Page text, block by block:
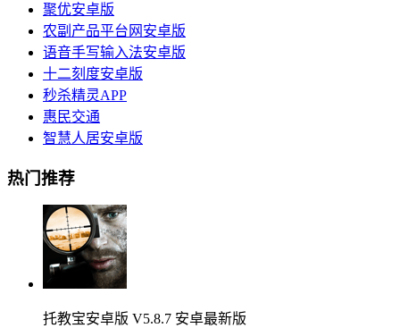
聚优安卓版
农副产品平台网安卓版
语音手写输入法安卓版
十二刻度安卓版
秒杀精灵APP
惠民交通
智慧人居安卓版
热门推荐
托教宝安卓版 V5.8.7 安卓最新版